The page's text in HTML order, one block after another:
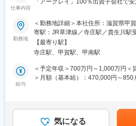
めた高度な知識と提案力が必要であ
・当社の営業に決まったマニュアル
が重要です。また個人だけでなく、
り、営業所一丸で取り組む環境も魅力
入社後まずは半年ほど拠点でOJT研
の研修を受けていただく予定です（
■当社について
仕事内容
「アークレイ」100％出資子会社で
可・シャトルバスあり◆◇
■業務内容：
会社全体の経営を支える管理部門の
を幅広くご担当いただきます。
単なるルーティン業務にとどまらず
経営判断に関わる業務にも携わって
・月次決算業務、年次決算業務、連
・国税局等の監査対応
勤務地
＜勤務地詳細＞本社住所：滋賀県甲
寄駅：JR草津線／寺庄駅／貴生川駅
変更の範囲：会社の定める事業所
【最寄り駅】
寺庄駅、甲賀駅、甲南駅
給与
＜予定年収＞700万円～1,000万円＜
＞月額（基本給）：470,000円～
て上下する可能性があります。月給
です。 気になる